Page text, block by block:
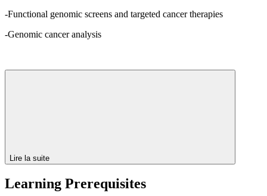
-Functional genomic screens and targeted cancer therapies
-Genomic cancer analysis
Lire la suite
Learning Prerequisites